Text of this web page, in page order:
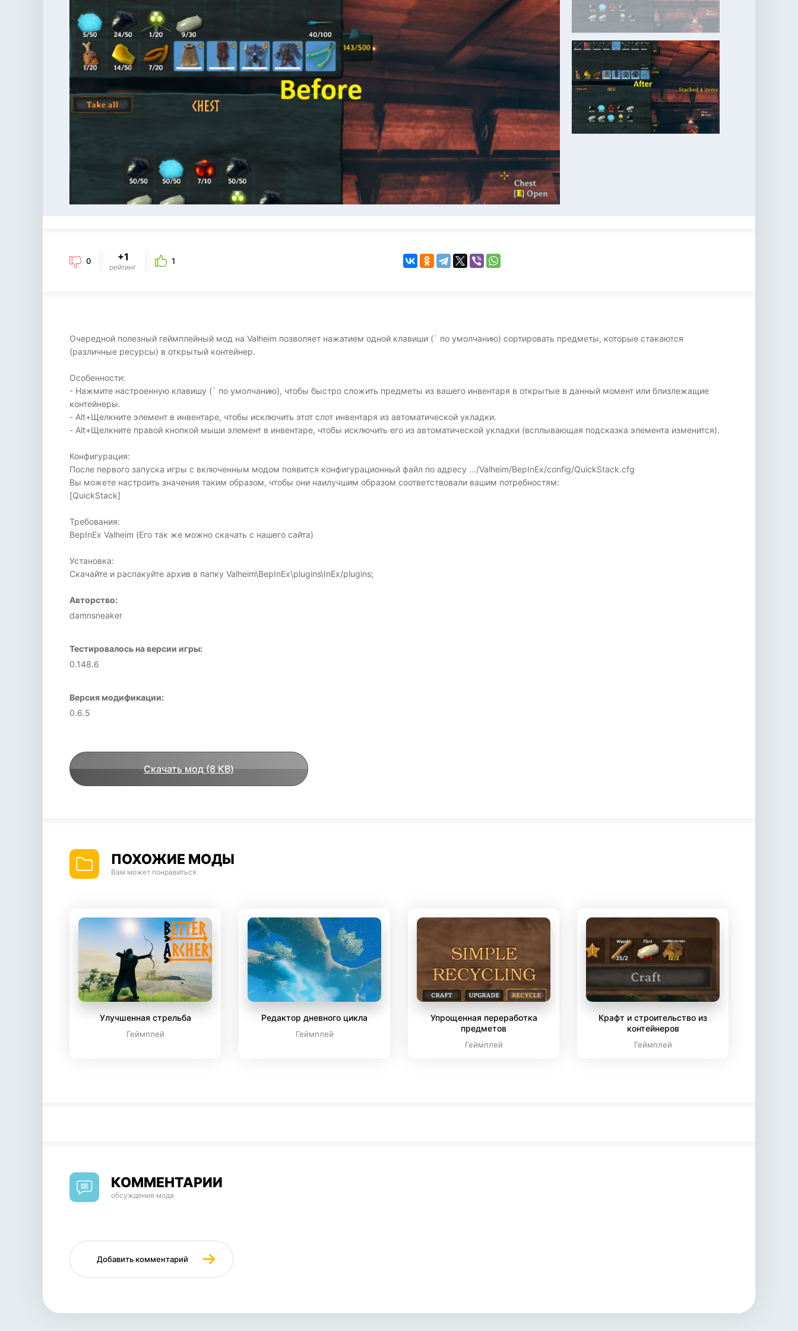
KINGDOM COME:
DELIVERANCE
бродилка
KENSHI
экшн
0 +1
рейтинг
1
Очередной полезный геймплейный мод на Valheim позволяет нажатием одной клавиши (` по умолчанию) сортировать предметы, которые стакаются
(различные ресурсы) в открытый контейнер.
Особенности:
- Нажмите настроенную клавишу (` по умолчанию), чтобы быстро сложить предметы из вашего инвентаря в открытые в данный момент или близлежащие
контейнеры.
- Alt+Щелкните элемент в инвентаре, чтобы исключить этот слот инвентаря из автоматической укладки.
- Alt+Щелкните правой кнопкой мыши элемент в инвентаре, чтобы исключить его из автоматической укладки (всплывающая подсказка элемента изменится).
Конфигурация:
После первого запуска игры с включенным модом появится конфигурационный файл по адресу .../Valheim/BepInEx/config/QuickStack.cfg
Вы можете настроить значения таким образом, чтобы они наилучшим образом соответствовали вашим потребностям:
[QuickStack]
Требования:
BepInEx Valheim (Его так же можно скачать с нашего сайта)
Установка:
Скачайте и распакуйте архив в папку Valheim\BepInEx\plugins\InEx/plugins;
Авторство:
damnsneaker
Тестировалось на версии игры:
0.148.6
Версия модификации:
0.6.5
Скачать мод (8 KB)
ПОХОЖИЕ МОДЫ
Вам может понравиться
Улучшенная стрельба
Геймплей
Редактор дневного цикла
Геймплей
Упрощенная переработка
предметов
Геймплей
Крафт и строительство из
контейнеров
Геймплей
КОММЕНТАРИИ
обсуждения мода
Добавить комментарий